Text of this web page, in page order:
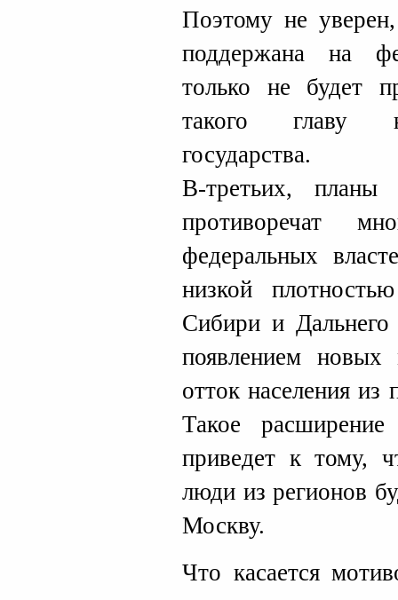
Поэтому не
поддержана на
только не будет
такого главу
государства.
В-третьих,
противоречат
федеральных
низкой
Сибири и
появлением новых
отток населения из
Такое
приведет к тому,
люди из регионов
Москву.
Что касается